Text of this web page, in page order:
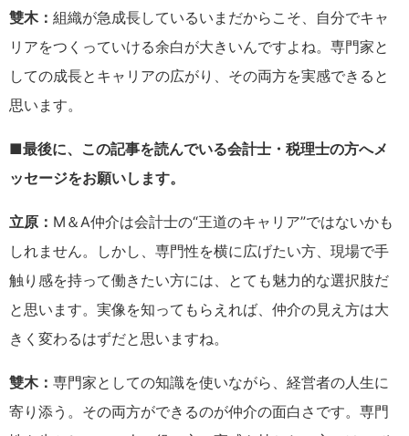
雙木： 組織が急成長しているいまだからこそ、自分でキャ
リアをつくっていける余白が大きいんですよね。専門家と
しての成長とキャリアの広がり、その両方を実感できると
思います。
■最後に、この記事を読んでいる会計士・税理士の方へメ
ッセージをお願いします。
立原： M＆A仲介は会計士の“王道のキャリア”ではないかも
しれません。しかし、専門性を横に広げたい方、現場で手
触り感を持って働きたい方には、とても魅力的な選択肢だ
と思います。実像を知ってもらえれば、仲介の見え方は大
きく変わるはずだと思いますね。
雙木： 専門家としての知識を使いながら、経営者の人生に
寄り添う。その両方ができるのが仲介の面白さです。専門